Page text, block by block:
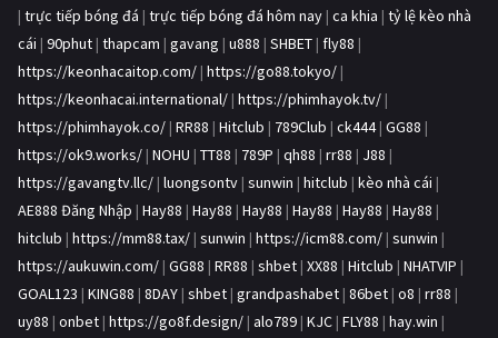
| trực tiếp bóng đá | trực tiếp bóng đá hôm nay | ca khia | tỷ lệ kèo nhà
cái | 90phut | thapcam | gavang | u888 | SHBET | fly88 |
https://keonhacaitop.com/ | https://go88.tokyo/ |
https://keonhacai.international/ | https://phimhayok.tv/ |
https://phimhayok.co/ | RR88 | Hitclub | 789Club | ck444| GG88 |
https://ok9.works/ | NOHU | TT88 | 789P | qh88 | rr88 | J88 |
https://gavangtv.llc/ | luongsontv | sunwin | hitclub | kèo nhà cái |
AE888 Đăng Nhập | Hay88 | Hay88 | Hay88 | Hay88 | Hay88 | Hay88 |
hitclub | https://mm88.tax/ | sunwin | https://icm88.com/ | sunwin |
https://aukuwin.com/ | GG88 | RR88 | shbet | XX88 | Hitclub | NHATVIP |
GOAL123 | KING88 | 8DAY | shbet | grandpashabet | 86bet | o8 | rr88 |
uy88 | onbet | https://go8f.design/ | alo789 | KJC | FLY88 | hay.win |